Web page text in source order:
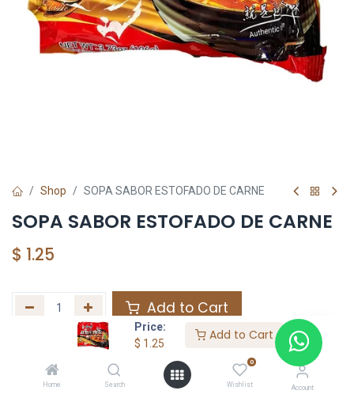
Price:
$ 1.25
Add to Cart
Home Search
0
Wishlist Account
Shop SOPA SABOR ESTOFADO DE CARNE
SOPA SABOR ESTOFADO DE CARNE
$ 1.25
Add to Cart
Agregar a la lista de deseos
Share :